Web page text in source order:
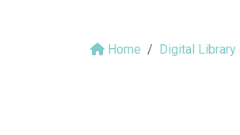
Home Digital Library